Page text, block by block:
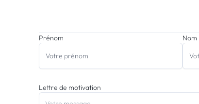
Prénom Nom
Lettre de motivation